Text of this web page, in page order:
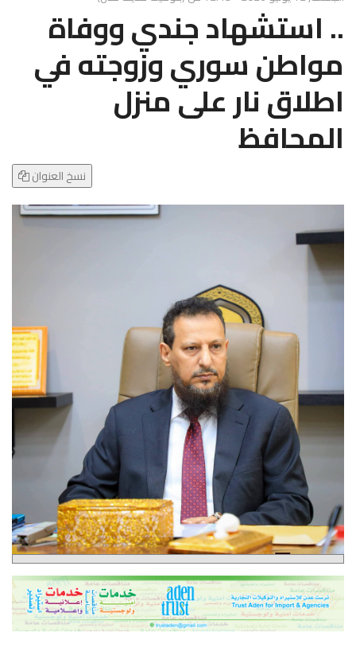
N
a
v
i
g
a
o
n
.. استشهاد جندي ووفاة
مواطن سوري وزوجته في
اطلاق نار على منزل
المحافظ
نسخ العنوان